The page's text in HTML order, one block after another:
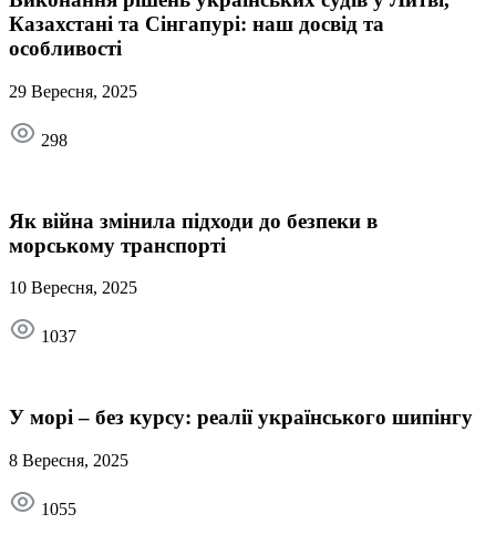
Казахстані та Сінгапурі: наш досвід та
особливості
29 Вересня, 2025
298
Як війна змінила підходи до безпеки в
морському транспорті
10 Вересня, 2025
1037
У морі – без курсу: реалії українського шипінгу
8 Вересня, 2025
1055